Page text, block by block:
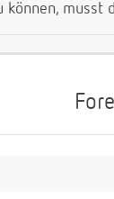
musst